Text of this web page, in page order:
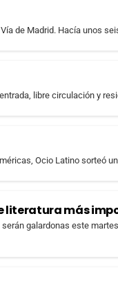
de Madrid. Hacía unos
libre circulación y
Ocio Latino sorteó
literatura más
galardonas este